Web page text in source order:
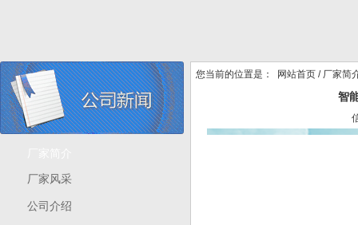
厂家风采
公司介绍
您当前的位置是： 网站首页 / 厂家简
智